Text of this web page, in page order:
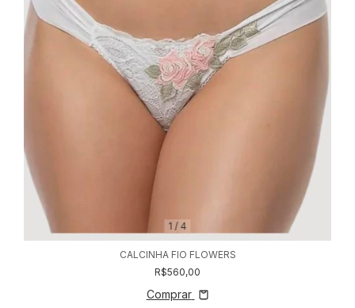
1 / 4
CALCINHA FIO FLOWERS
R$560,00
Comprar